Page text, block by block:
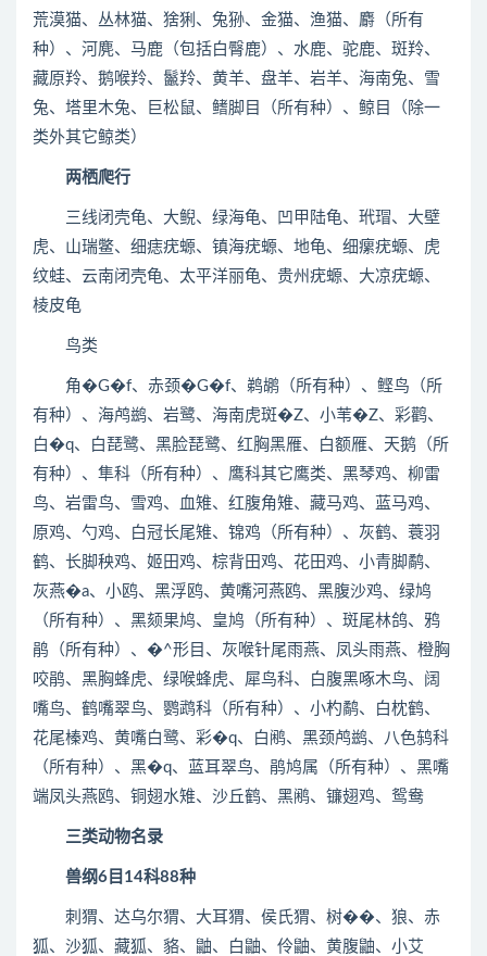
荒漠猫、丛林猫、猞猁、兔狲、金猫、渔猫、麝（所有
种）、河麂、马鹿（包括白臀鹿）、水鹿、驼鹿、斑羚、
藏原羚、鹅喉羚、鬣羚、黄羊、盘羊、岩羊、海南兔、雪
兔、塔里木兔、巨松鼠、鳍脚目（所有种）、鲸目（除一
类外其它鲸类）
两栖爬行
三线闭壳龟、大鲵、绿海龟、凹甲陆龟、玳瑁、大壁
虎、山瑞鳖、细痣疣螈、镇海疣螈、地龟、细瘰疣螈、虎
纹蛙、云南闭壳龟、太平洋丽龟、贵州疣螈、大凉疣螈、
棱皮龟
鸟类
角�G�f、赤颈�G�f、鹈鹕（所有种）、鲣鸟（所
有种）、海鸬鹚、岩鹭、海南虎斑�Z、小苇�Z、彩鹳、
白�q、白琵鹭、黑脸琵鹭、红胸黑雁、白额雁、天鹅（所
有种）、隼科（所有种）、鹰科其它鹰类、黑琴鸡、柳雷
鸟、岩雷鸟、雪鸡、血雉、红腹角雉、藏马鸡、蓝马鸡、
原鸡、勺鸡、白冠长尾雉、锦鸡（所有种）、灰鹤、蓑羽
鹤、长脚秧鸡、姬田鸡、棕背田鸡、花田鸡、小青脚鹬、
灰燕�a、小鸥、黑浮鸥、黄嘴河燕鸥、黑腹沙鸡、绿鸠
（所有种）、黑颏果鸠、皇鸠（所有种）、斑尾林鸽、鸦
鹃（所有种）、�^形目、灰喉针尾雨燕、凤头雨燕、橙胸
咬鹃、黑胸蜂虎、绿喉蜂虎、犀鸟科、白腹黑啄木鸟、阔
嘴鸟、鹤嘴翠鸟、鹦鹉科（所有种）、小杓鹬、白枕鹤、
花尾榛鸡、黄嘴白鹭、彩�q、白鹇、黑颈鸬鹚、八色鸫科
（所有种）、黑�q、蓝耳翠鸟、鹃鸠属（所有种）、黑嘴
端凤头燕鸥、铜翅水雉、沙丘鹤、黑鹇、镰翅鸡、鸳鸯
三类动物名录
兽纲6目14科88种
刺猬、达乌尔猬、大耳猬、侯氏猬、树��、狼、赤
狐、沙狐、藏狐、貉、鼬、白鼬、伶鼬、黄腹鼬、小艾